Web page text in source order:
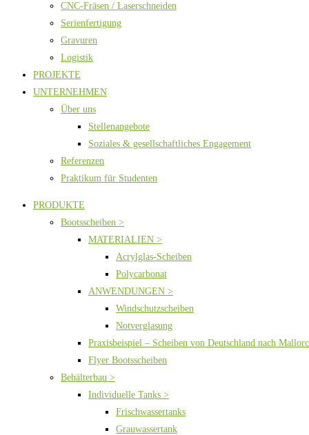
CNC-Fräsen / Laserschneiden
Serienfertigung
Gravuren
Logistik
PROJEKTE
UNTERNEHMEN
Über uns
Stellenangebote
Soziales & gesellschaftliches Engagement
Referenzen
Praktikum für Studenten
PRODUKTE
Bootsscheiben >
MATERIALIEN >
Acrylglas-Scheiben
Polycarbonat
ANWENDUNGEN >
Windschutzscheiben
Notverglasung
Praxisbeispiel – Scheiben von Deutschland nach
Flyer Bootsscheiben
Behälterbau >
Individuelle Tanks >
Frischwassertanks
Grauwassertank